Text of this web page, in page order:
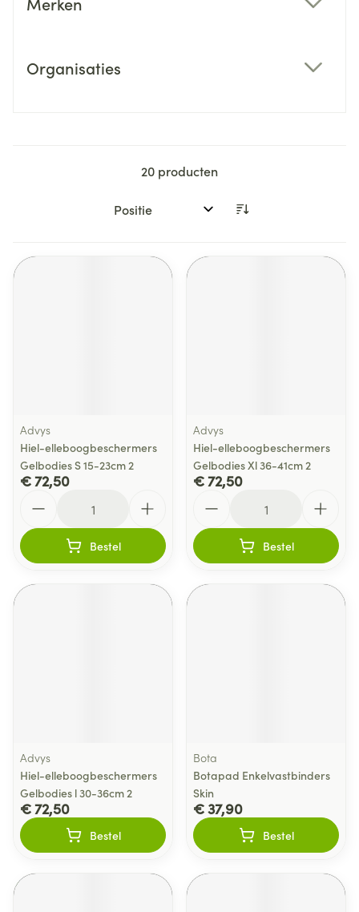
Organisaties
20 producten
Sorteer op:
Advys
Hiel-elleboogbeschermers
Gelbodies S 15-23cm 2
€ 72,50
Bestel
Advys
Hiel-elleboogbeschermers
Gelbodies Xl 36-41cm 2
€ 72,50
Bestel
Advys
Hiel-elleboogbeschermers
Gelbodies l 30-36cm 2
€ 72,50
Bestel
Bota
Botapad Enkelvastbinders
Skin
€ 37,90
Bestel